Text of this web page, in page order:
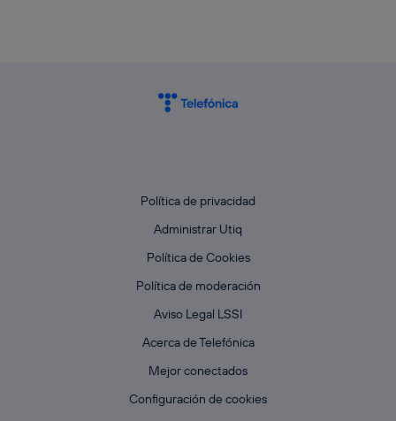
Política de privacidad
Administrar Utiq
Política de Cookies
Política de moderación
Aviso Legal LSSI
Acerca de Telefónica
Mejor conectados
Configuración de cookies